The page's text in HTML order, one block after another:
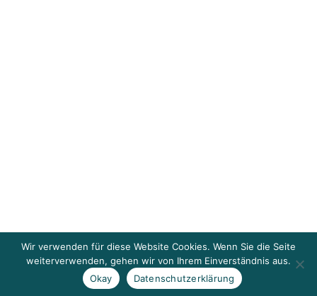
Wir verwenden für diese Website Cookies. Wenn Sie die Seite
weiterverwenden, gehen wir von Ihrem Einverständnis aus.
Okay
Datenschutzerklärung